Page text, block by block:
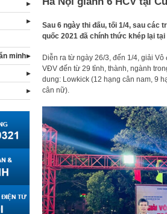
Sau 6 ngày thi đấu, tối 1/4, sau các
quốc 2021 đã chính thức khép lại
Diễn ra từ ngày 26/3, đến 1/4, giải
VĐV đến từ 29 tỉnh, thành, ngành
dung: Lowkick (12 hạng cân nam, 9
cân nữ).
minh